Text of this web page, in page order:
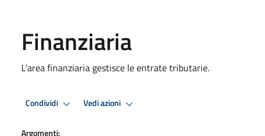
Finanziaria
L’area finanziaria gestisce le entrate tributarie.
Condividi Vedi azioni
Argomenti: